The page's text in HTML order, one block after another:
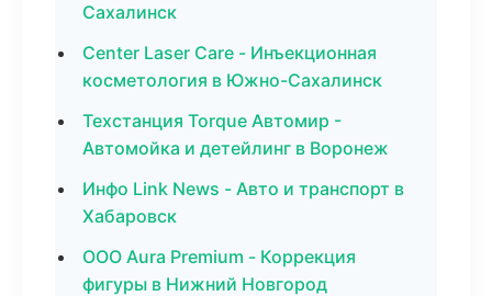
Сахалинск
Center Laser Care - Инъекционная
косметология в Южно-Сахалинск
Техстанция Torque Автомир -
Автомойка и детейлинг в Воронеж
Инфо Link News - Авто и транспорт в
Хабаровск
ООО Aura Premium - Коррекция
фигуры в Нижний Новгород